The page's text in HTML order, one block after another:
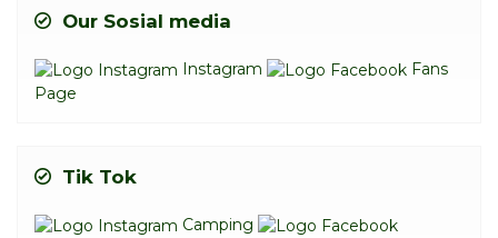
Our Sosial media
Instagram
Fans
Page
Tik Tok
Camping